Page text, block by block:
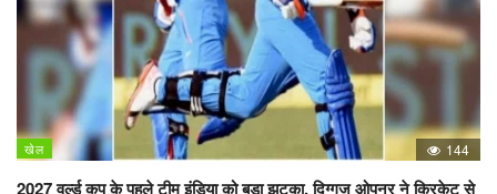
खेल 144
2027 वर्ल्ड कप के पहले टीम इंडिया को बड़ा झटका, दिग्गज ओपनर ने क्रिकेट से